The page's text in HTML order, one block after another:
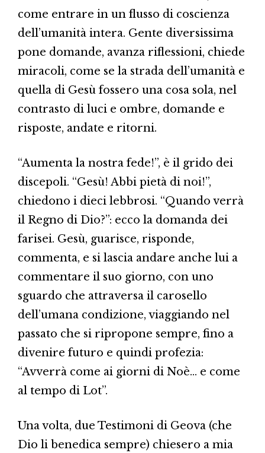
come entrare in un flusso di coscienza
dell’umanità intera. Gente diversissima
pone domande, avanza riflessioni, chiede
miracoli, come se la strada dell’umanità e
quella di Gesù fossero una cosa sola, nel
contrasto di luci e ombre, domande e
risposte, andate e ritorni.
“Aumenta la nostra fede!”, è il grido dei
discepoli. “Gesù! Abbi pietà di noi!”,
chiedono i dieci lebbrosi. “Quando verrà
il Regno di Dio?”: ecco la domanda dei
farisei. Gesù, guarisce, risponde,
commenta, e si lascia andare anche lui a
commentare il suo giorno, con uno
sguardo che attraversa il carosello
dell’umana condizione, viaggiando nel
passato che si ripropone sempre, fino a
divenire futuro e quindi profezia:
“Avverrà come ai giorni di Noè… e come
al tempo di Lot”.
Una volta, due Testimoni di Geova (che
Dio li benedica sempre) chiesero a mia